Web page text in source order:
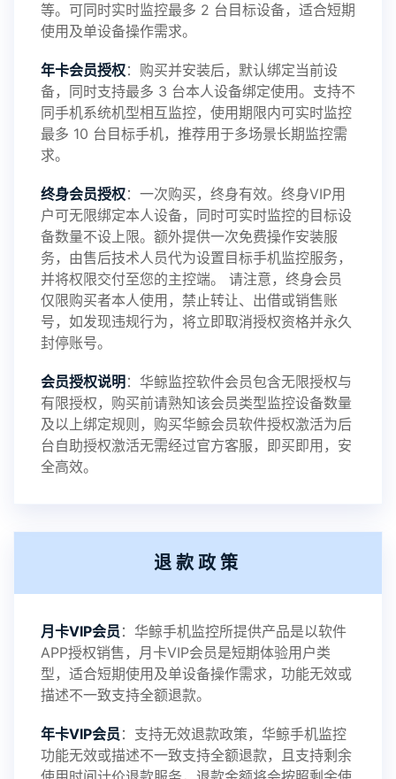
控将持续为您创造更优秀的监控APP
2025-01-13 V3.7
2024-10-08 V3.6
2024-03-16 V3.5
2023-01-12 V3.3
等。可同时实时监控最多 2 台目标设备，适合短期
使用及单设备操作需求。
年卡会员授权：购买并安装后，默认绑定当前设
备，同时支持最多 3 台本人设备绑定使用。支持不
同手机系统机型相互监控，使用期限内可实时监控
最多 10 台目标手机，推荐用于多场景长期监控需
求。
终身会员授权：一次购买，终身有效。终身VIP用
户可无限绑定本人设备，同时可实时监控的目标设
备数量不设上限。额外提供一次免费操作安装服
务，由售后技术人员代为设置目标手机监控服务，
并将权限交付至您的主控端。 请注意，终身会员
仅限购买者本人使用，禁止转让、出借或销售账
号，如发现违规行为，将立即取消授权资格并永久
封停账号。
会员授权说明 ：华鲸监控软件会员包含无限授权与
有限授权，购买前请熟知该会员类型监控设备数量
及以上绑定规则，购买华鲸会员软件授权激活为后
台自助授权激活无需经过官方客服，即买即用，安
全高效。
退款政策
月卡VIP会员 ：华鲸手机监控所提供产品是以软件
APP授权销售，月卡VIP会员是短期体验用户类
型，适合短期使用及单设备操作需求，功能无效或
描述不一致支持全额退款。
年卡VIP会员 ：支持无效退款政策，华鲸手机监控
功能无效或描述不一致支持全额退款，且支持剩余